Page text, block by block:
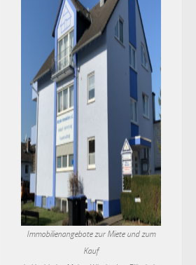
Immobilienangebote zur Miete und zum
Kauf